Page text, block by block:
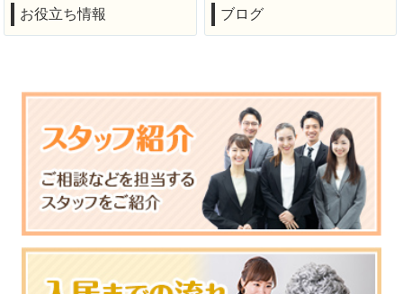
お役立ち情報 ブログ